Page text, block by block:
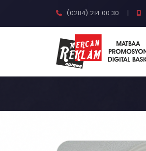
(0284) 214 00 30 |